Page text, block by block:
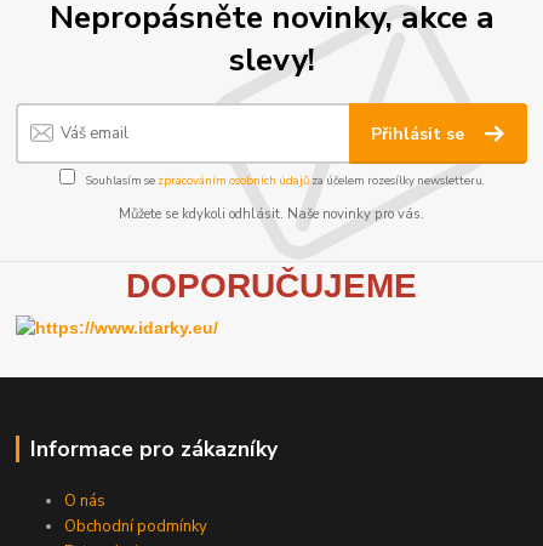
Nepropásněte novinky, akce a
slevy!
Přihlásit se
Souhlasím se zpracováním osobních údajůza účelem rozesílky newsletteru.
Můžete se kdykoli odhlásit. Naše novinky pro vás.
DOPORUČUJEME
Informace pro zákazníky
O nás
Obchodní podmínky